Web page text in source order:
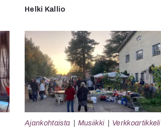
Helki Kallio
Ajankohtaista Musiikki Verkkoartikkeli